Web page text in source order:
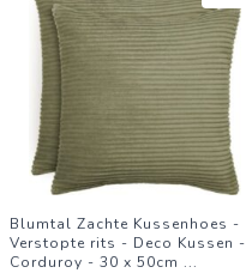
Blumtal Zachte Kussenhoes -
Verstopte rits - Deco Kussen -
Corduroy - 30 x 50cm ...